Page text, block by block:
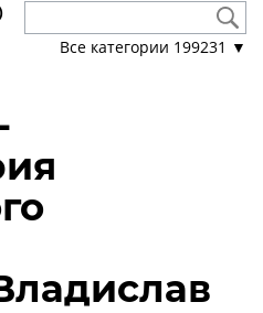
Все категории 199231 ▼